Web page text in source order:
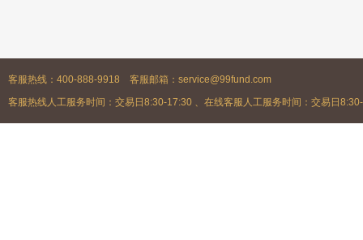
客服热线：400-888-9918 客服邮箱：service@99fund.com
客服热线人工服务时间：交易日8:30-17:30 、在线客服人工服务时间：交易日